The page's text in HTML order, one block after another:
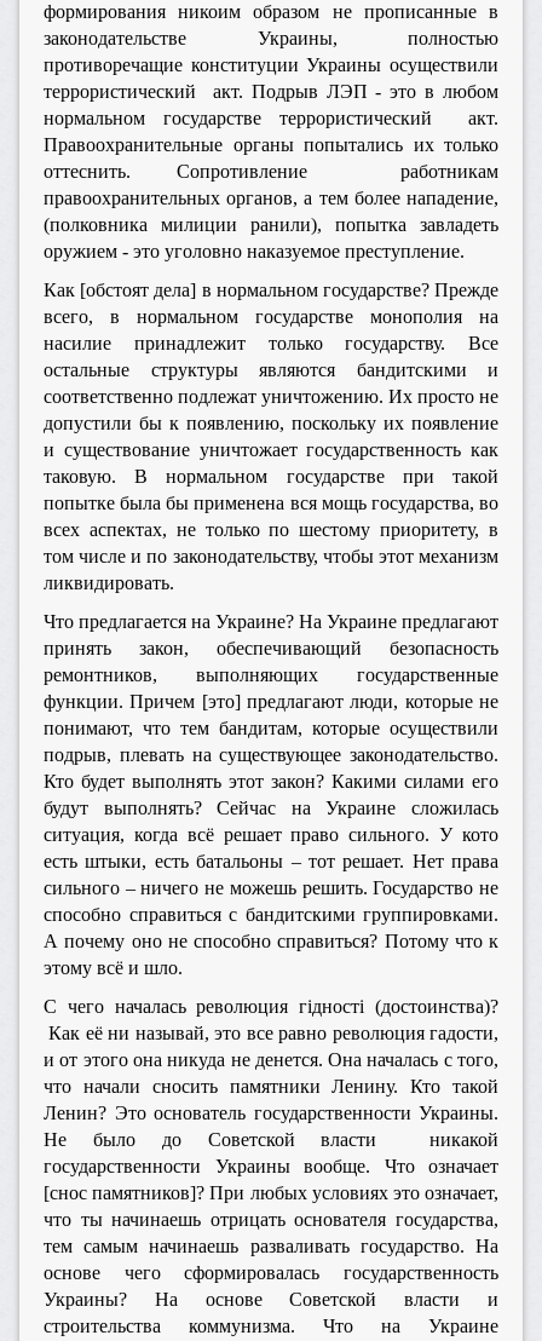
формирования никоим образом не прописанные в
законодательстве Украины, полностью
противоречащие конституции Украины осуществили
террористический акт. Подрыв ЛЭП - это в любом
нормальном государстве террористический акт.
Правоохранительные органы попытались их только
оттеснить. Сопротивление работникам
правоохранительных органов, а тем более нападение,
(полковника милиции ранили), попытка завладеть
оружием - это уголовно наказуемое преступление.
Как [обстоят дела] в нормальном государстве? Прежде
всего, в нормальном государстве монополия на
насилие принадлежит только государству. Все
остальные структуры являются бандитскими и
соответственно подлежат уничтожению. Их просто не
допустили бы к появлению, поскольку их появление
и существование уничтожает государственность как
таковую. В нормальном государстве при такой
попытке была бы применена вся мощь государства, во
всех аспектах, не только по шестому приоритету, в
том числе и по законодательству, чтобы этот механизм
ликвидировать.
Что предлагается на Украине? На Украине предлагают
принять закон, обеспечивающий безопасность
ремонтников, выполняющих государственные
функции. Причем [это] предлагают люди, которые не
понимают, что тем бандитам, которые осуществили
подрыв, плевать на существующее законодательство.
Кто будет выполнять этот закон? Какими силами его
будут выполнять? Сейчас на Украине сложилась
ситуация, когда всё решает право сильного. У кото
есть штыки, есть батальоны – тот решает. Нет права
сильного – ничего не можешь решить. Государство не
способно справиться с бандитскими группировками.
А почему оно не способно справиться? Потому что к
этому всё и шло.
С чего началась революция гідності (достоинства)?
Как её ни называй, это все равно революция гадости,
и от этого она никуда не денется. Она началась с того,
что начали сносить памятники Ленину. Кто такой
Ленин? Это основатель государственности Украины.
Не было до Советской власти никакой
государственности Украины вообще. Что означает
[снос памятников]? При любых условиях это означает,
что ты начинаешь отрицать основателя государства,
тем самым начинаешь разваливать государство. На
основе чего сформировалась государственность
Украины? На основе Советской власти и
строительства коммунизма. Что на Украине